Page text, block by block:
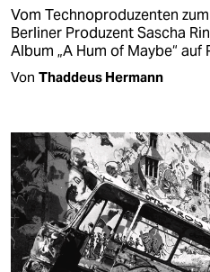
Vom Technoproduzenten
Berliner Produzent Sascha
Album „A Hum of Maybe“ auf
Von Thaddeus Hermann